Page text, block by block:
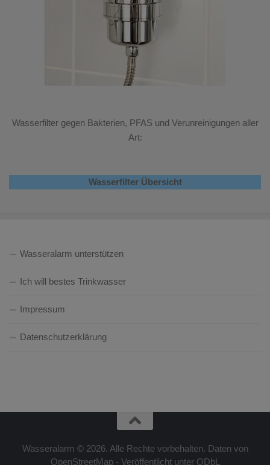
Wasserfilter gegen Bakterien, PFAS und Verunreinigungen aller
Art:
Wasserfilter Übersicht
Wasseralarm unterstützen
Ich will bestes Trinkwasser
Impressum
Datenschutzerklärung
Wasseralarm © 2026. Alle Rechte vorbehalten. Daten von
OpenStreetMap - Veröffentlicht unter ODbL